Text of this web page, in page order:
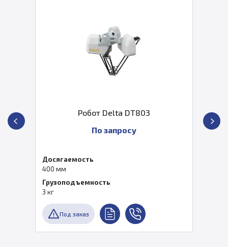
Робот Delta DT803
По запросу
Досягаемость
400 мм
Грузоподъемность
3 кг
Под заказ